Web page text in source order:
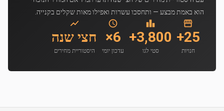
הוא באמת מבצע — ותחסכו עשרות ואפילו מאות שקלים בקנייה.
25+
חנויות
3,800+
סטי לגו
6×
עדכון יומי
חצי שנה
היסטוריית מחירים